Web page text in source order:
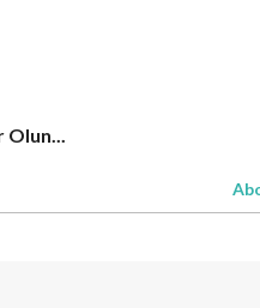
Olun...